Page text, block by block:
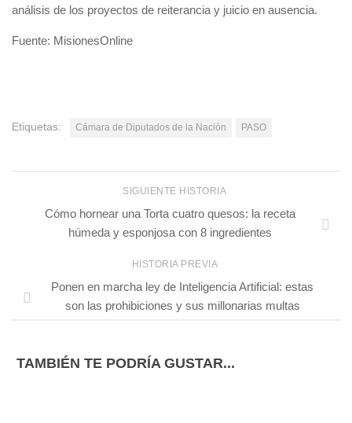
análisis de los proyectos de reiterancia y juicio en ausencia.
Fuente: MisionesOnline
Etiquetas: Cámara de Diputados de la Nación PASO
SIGUIENTE HISTORIA
Cómo hornear una Torta cuatro quesos: la receta
húmeda y esponjosa con 8 ingredientes
HISTORIA PREVIA
Ponen en marcha ley de Inteligencia Artificial: estas
son las prohibiciones y sus millonarias multas
TAMBIÉN TE PODRÍA GUSTAR...